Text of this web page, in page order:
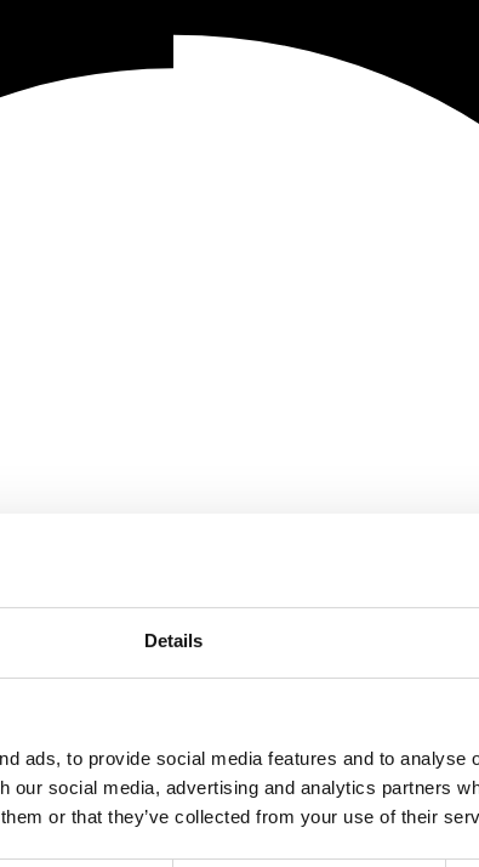
Details
ads, to provide social media features and to analyse
our social media, advertising and analytics partners
or that they’ve collected from your use of their